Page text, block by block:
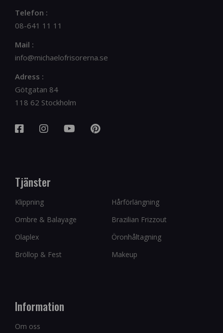
Telefon :
08-641 11 11
Mail :
info@michaelofrisorerna.se
Adress :
Götgatan 84
118 62 Stockholm
Tjänster
Klippning
Hårförlängning
Ombre & Balayage
Brazilian Frizzout
Olaplex
Öronhåltagning
Bröllop & Fest
Makeup
Information
Om oss